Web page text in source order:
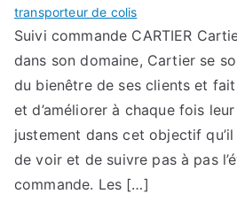
transporteur de colis
Suivi commande CARTIER
dans son domaine, Cartier se
du bienêtre de ses clients et
et d’améliorer à chaque fois leur
justement dans cet objectif
de voir et de suivre pas à pas
commande. Les […]